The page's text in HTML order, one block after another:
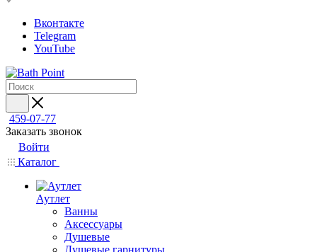
Вконтакте
Telegram
YouTube
459-07-77
Заказать звонок
Войти
Каталог
Аутлет
Ванны
Аксессуары
Душевые
Душевые гарнитуры